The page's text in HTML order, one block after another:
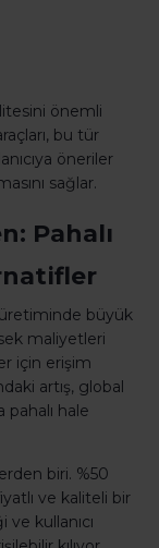
önemli
bu tür
öneriler
sağlar.
Pahalı
üretiminde büyük
maliyetleri
için erişim
artış, global
hale
biri. %50
ve kaliteli bir
kullanıcı